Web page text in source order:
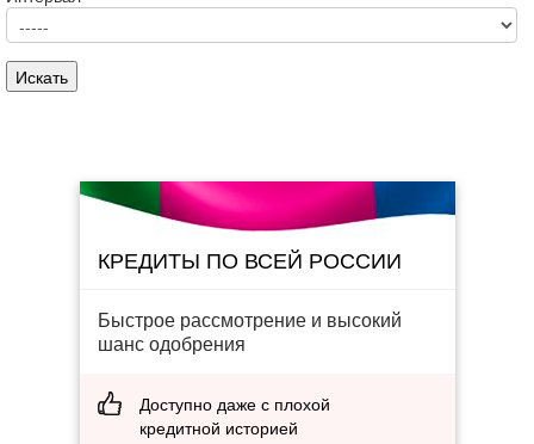
КРЕДИТЫ ПО ВСЕЙ РОССИИ
Быстрое рассмотрение и высокий
шанс одобрения
Доступно даже с плохой
кредитной историей